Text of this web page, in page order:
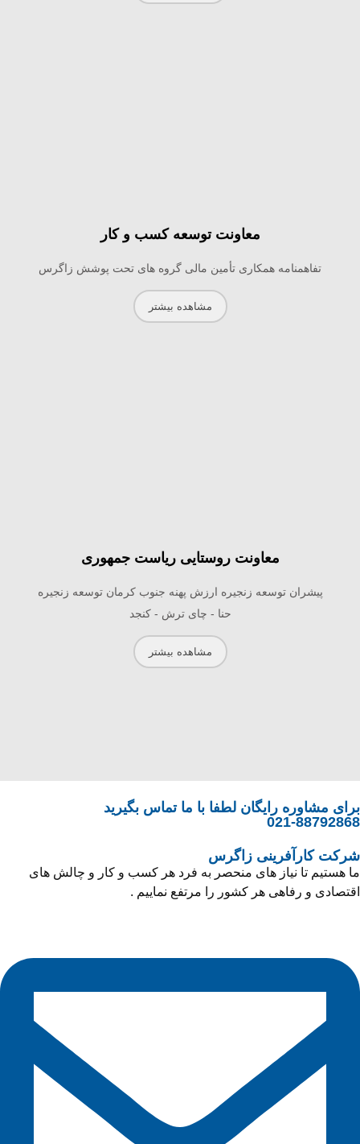
معاونت توسعه کسب و کار
تفاهمنامه همکاری تأمین مالی گروه های تحت پوشش زاگرس
مشاهده بیشتر
معاونت روستایی ریاست جمهوری
پیشران توسعه زنجیره ارزش پهنه جنوب کرمان توسعه زنجیره
حنا - چای ترش - کنجد
مشاهده بیشتر
برای مشاوره رایگان لطفا با ما تماس بگیرید
021-88792868
شرکت کارآفرینی زاگرس
ما هستیم تا نیاز های منحصر به فرد هر کسب و کار و چالش های
اقتصادی و رفاهی هر کشور را مرتفع نماییم .